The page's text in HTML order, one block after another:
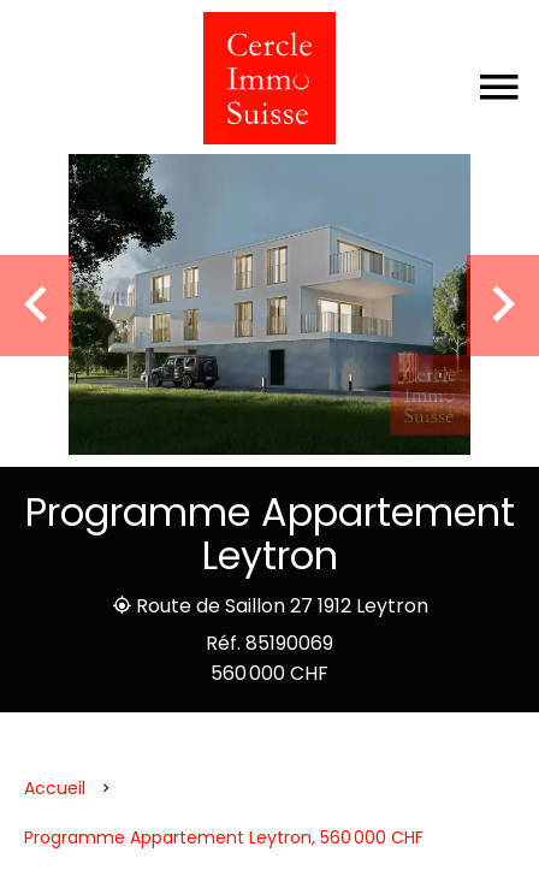
Programme Appartement
Leytron
Route de Saillon 27 1912 Leytron
Réf. 85190069
560 000 CHF
Accueil
Programme Appartement Leytron, 560 000 CHF